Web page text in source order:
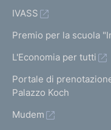
IVASS
Premio per la scuola
L'Economia per tutti
Portale di
Palazzo Koch
Mudem